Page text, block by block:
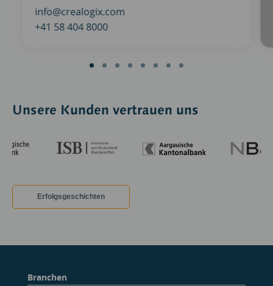
info@crealogix.com
+41 58 404 8000
Unsere Kunden vertrauen uns
Erfolgsgeschichten
Branchen